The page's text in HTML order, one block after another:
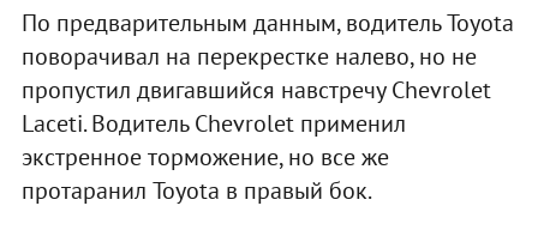
По предварительным данным, водитель Toyota
поворачивал на перекрестке налево, но не
пропустил двигавшийся навстречу Chevrolet
Laceti. Водитель Chevrolet применил
экстренное торможение, но все же
протаранил Toyota в правый бок.